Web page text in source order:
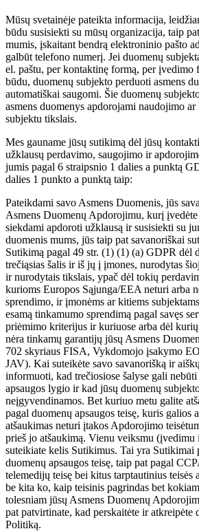
Mūsų svetainėje pateikta informacija,
būdu susisiekti su mūsų organizacija, taip
mumis, įskaitant bendrą elektroninio pašto
galbūt telefono numerį. Jei duomenų
el. paštu, per kontaktinę formą, per įvedimo
būdu, duomenų subjekto perduoti asmens
automatiškai saugomi. Šie duomenų
asmens duomenys apdorojami naudojimo
subjektu tikslais.
Mes gauname jūsų sutikimą dėl jūsų
užklausų perdavimo, saugojimo ir
jumis pagal 6 straipsnio 1 dalies a punktą
dalies 1 punkto a punktą taip:
Pateikdami savo Asmens Duomenis, jūs
Asmens Duomenų Apdorojimu, kurį įvedėte
siekdami apdoroti užklausą ir susisiekti su
duomenis mums, jūs taip pat savanoriškai
Sutikimą pagal 49 str. (1) (1) (a) GDPR dėl
trečiąsias šalis ir iš jų į įmones, nurodytas
ir nurodytais tikslais, ypač dėl tokių
kurioms Europos Sąjunga/EEA neturi arba
sprendimo, ir įmonėms ar kitiems
esamą tinkamumo sprendimą pagal savęs
priėmimo kriterijus ir kuriuose arba dėl
nėra tinkamų garantijų jūsų Asmens
702 skyriaus FISA, Vykdomojo įsakymo
JAV). Kai suteikėte savo savanorišką ir
informuoti, kad trečiosiose šalyse gali
apsaugos lygio ir kad jūsų duomenų
neįgyvendinamos. Bet kuriuo metu galite
pagal duomenų apsaugos teisę, kuris galios
atšaukimas neturi įtakos Apdorojimo
prieš jo atšaukimą. Vienu veiksmu (įvedimu
suteikiate kelis Sutikimus. Tai yra Sutikimai
duomenų apsaugos teisę, taip pat pagal
telemedijų teisę bei kitus tarptautinius teisės
be kita ko, kaip teisinis pagrindas bet
tolesniam jūsų Asmens Duomenų
pat patvirtinate, kad perskaitėte ir atkreipėte
Politiką.